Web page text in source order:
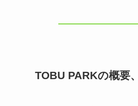
TOBU PARKの概要